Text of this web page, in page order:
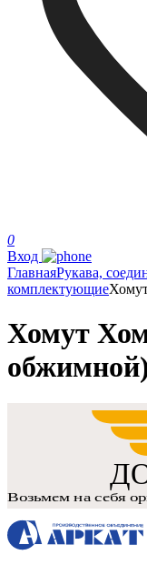
0
Вход
ГлавнаяРукава,
комплектующие
Хомут